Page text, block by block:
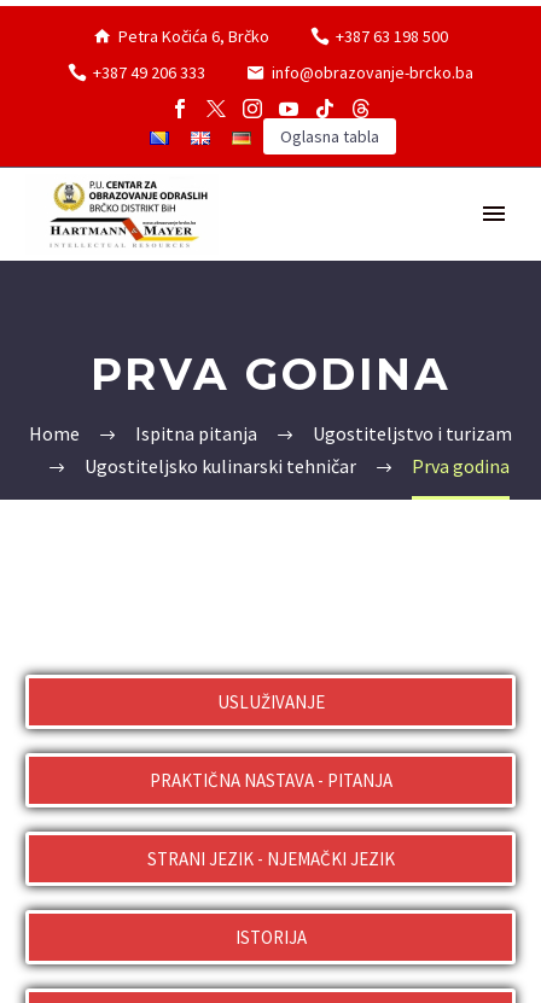
Petra Kočića 6, Brčko
+387 63 198 500
+387 49 206 333
info@obrazovanje-brcko.ba
Oglasna tabla
PRVA GODINA
Home Ispitna pitanja
Ugostiteljstvo i turizam
Ugostiteljsko kulinarski tehničar
Prva godina
USLUŽIVANJE
PRAKTIČNA NASTAVA - PITANJA
STRANI JEZIK - NJEMAČKI JEZIK
ISTORIJA